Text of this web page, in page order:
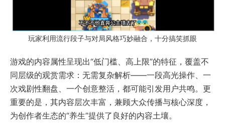
玩家利用流行段子与对局风格巧妙融合，十分搞笑抓眼
游戏的内容属性呈现出“低门槛、高上限”的特征，覆盖不
同层级的观赏需求：无需复杂解析——一段高光操作、一
次戏剧性翻盘、一个创意整活，都可能引发用户共鸣。更
重要的是，其内容层次丰富，兼顾大众传播与核心深度，
为创作者生态的“养生”提供了良好的内容土壤。